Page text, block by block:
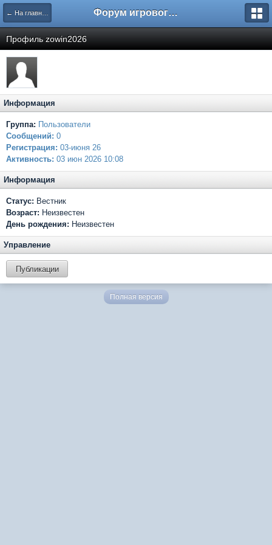
← На главную Форум игрового проекта Riverrise
Профиль zowin2026
Информация
Группа: Пользователи
Сообщений: 0
Регистрация: 03-июня 26
Активность: 03 июн 2026 10:08
Информация
Статус: Вестник
Возраст: Неизвестен
День рождения: Неизвестен
Управление
Публикации
Полная версия